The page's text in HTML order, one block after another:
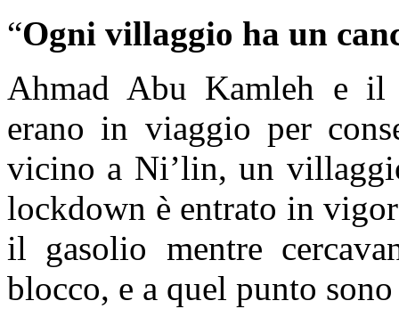
“Ogni villaggio ha un
Ahmad Abu Kamleh e il
erano in viaggio per
vicino a Ni’lin, un
lockdown è entrato in
il gasolio mentre
blocco, e a quel punto